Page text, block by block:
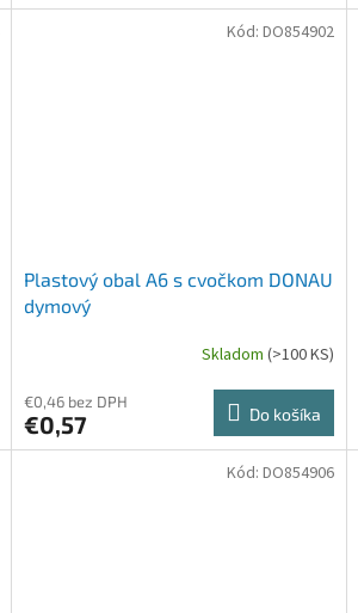
Plastový obal A6 s cvočkom DONAU
dymový
Skladom (>100 KS)
€0,46 bez DPH
€0,57 Do košíka
Kód: DO854902
Kód: DO854906